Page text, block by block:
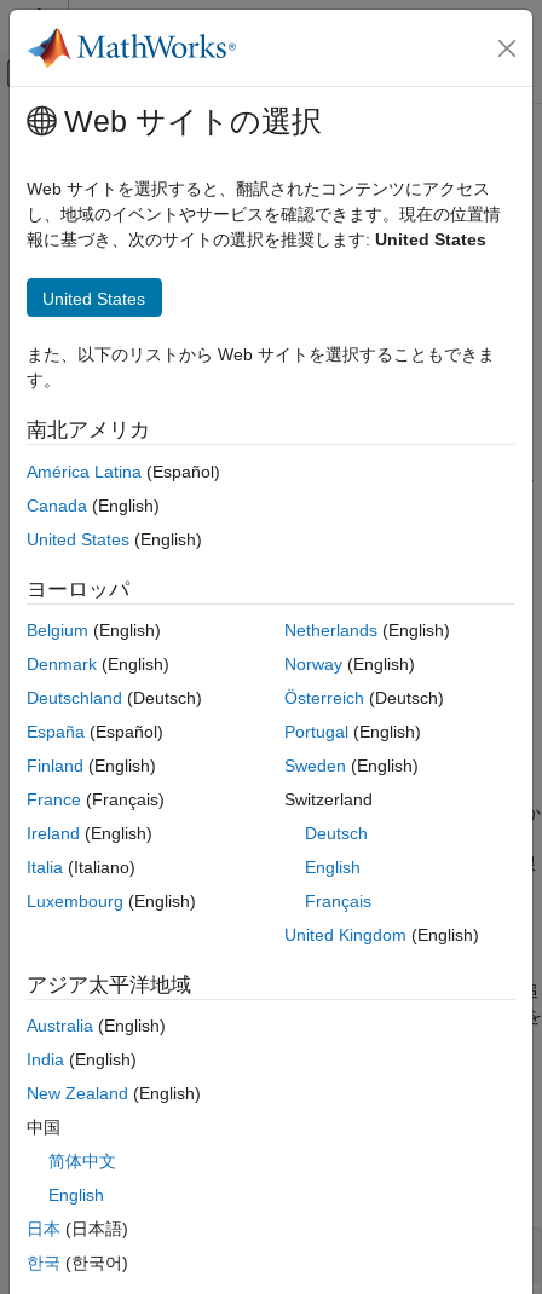
コンテンツへスキップ
オフキャンバス ナビゲーション メ
ドキュメンテーションのホーム
Statistics and Machine Learning Toolbox
産業用統計
項目一覧
構文
例
入力引数
名前と値の引数
出力引数
バージョン履歴
メインコンテンツ
candgen
候補セットの生成
構文
dC = candgen(nfactors,modelspec)
dC = candgen(
説明
= candgen( nfactors
個の因子がある D 最適計
画に対するm個の候補処理のセットを含む
数値行列dC を返します。候補処理 (因子水準の組み合わせ) は、
例
dC= candgen(nfactors modelspec)は、nfactors
で指定された項の推定に適している
理のセットを返します。
例
= candgen( ___
では、前の構文におけるいずれか
の入力引数の組み合わせに加えて、1 つ以上の名前と値の引数を
使用して追加オプションを指定します。たとえば、各因子の上限
[dC , ] = candgen(___
を追
加で返します。
に渡して、座標交換アルゴリズムを
使用して D 最適計画を生成します。
例
例
すべて折りたたむ
Web サイトの選択
Web サイトを選択すると、翻訳されたコンテンツにアクセス
し、地域のイベントやサービスを確認できます。現在の位置情
報に基づき、次のサイトの選択を推奨します: United States
United States
また、以下のリストから Web サイトを選択することもできま
す。
南北アメリカ
América Latina (Español)
Canada (English)
United States (English)
ヨーロッパ
Belgium (English)
Denmark (English)
Deutschland (Deutsch)
España (Español)
Finland (English)
France (Français)
Ireland (English)
Italia (Italiano)
Luxembourg (English)
Netherlands(English)
Norway(English)
Österreich (Deutsch)
Portugal(English)
Sweden (English)
Switzerland
Deutsch
English
Français
United Kingdom (English)
アジア太平洋地域
Australia (English)
India (English)
New Zealand (English)
中国
简体中文
English
日本 (日本語)
한국 (한국어)